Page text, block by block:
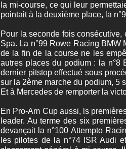
la mi-course, ce qui leur
pointait à la deuxième place, la
Pour la seconde fois
Spa. La n°99 Rowe Racing
de la fin de la course ne les
autres places du podium : la n°8
dernier pitstop effectué sous
sur la 2ème marche du podium, 5
Et à Mercedes de remporter la
En Pro-Am Cup aussi, ls
leader. Au terme des six
devançait la n°100 Attempto
les pilotes de la n°74 ISR Audi